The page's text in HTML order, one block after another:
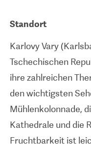
hochmoderne
hochqualifiziertes
Investitionen in die
einen
von der Klinik
gehören die In-vitro-
von Eizellen und
Standort
Karlovy Vary
Tschechischen
ihre zahlreichen
den wichtigsten
Mühlenkolonnade,
Kathedrale und die
Fruchtbarkeit ist